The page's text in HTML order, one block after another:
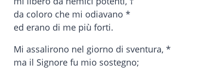
da coloro che mi odiavano *
ed erano di me più forti.
Mi assalirono nel giorno di sventura, *
ma il Signore fu mio sostegno;